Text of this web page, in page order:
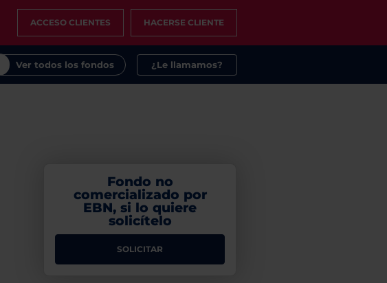
ACCESO CLIENTES HACERSE CLIENTE
Ver todos los fondos ¿Le llamamos?
Fondo no
comercializado por
EBN, si lo quiere
solicítelo
SOLICITAR